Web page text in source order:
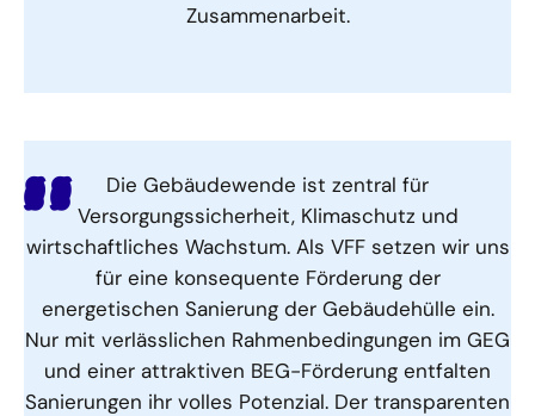
Zusammenarbeit.
Die Gebäudewende ist zentral für
Versorgungssicherheit, Klimaschutz und
wirtschaftliches Wachstum. Als VFF setzen wir uns
für eine konsequente Förderung der
energetischen Sanierung der Gebäudehülle ein.
Nur mit verlässlichen Rahmenbedingungen im GEG
und einer attraktiven BEG-Förderung entfalten
Sanierungen ihr volles Potenzial. Der transparenten